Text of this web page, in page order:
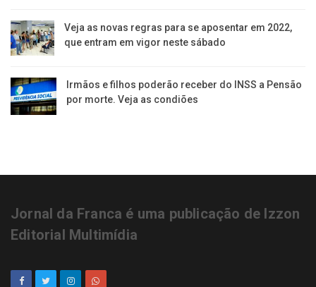
Veja as novas regras para se aposentar em 2022,
que entram em vigor neste sábado
Irmãos e filhos poderão receber do INSS a Pensão
por morte. Veja as condiões
Jornal da Franca é uma publicação de Izzon
Editorial Multimídia